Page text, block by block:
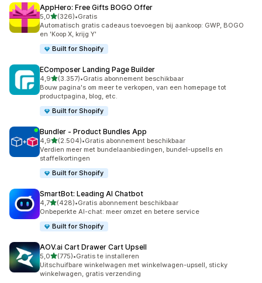
AppHero: Free Gifts BOGO Offer
5,0van 5 sterren
(326)
326 recensies in totaal
•Gratis
Automatisch gratis cadeaus toevoegen bij aankoop: GWP, BOGO
en 'Koop X, krijg Y'
Built for Shopify
EComposer Landing Page Builder
4,9van 5 sterren
(3.357)
3357 recensies in totaal
•Gratis abonnement beschikbaar
Bouw pagina's om meer te verkopen, van een homepage tot
productpagina, blog, etc.
Built for Shopify
Bundler ‑ Product Bundles App
4,9van 5 sterren
(2.504)
2504 recensies in totaal
•Gratis abonnement beschikbaar
Verdien meer met bundelaanbiedingen, bundel-upsells en
staffelkortingen
Built for Shopify
SmartBot: Leading AI Chatbot
4,7van 5 sterren
(428)
428 recensies in totaal
•Gratis abonnement beschikbaar
Onbeperkte AI-chat: meer omzet en betere service
Built for Shopify
AOV.ai Cart Drawer Cart Upsell
5,0van 5 sterren
(775)
775 recensies in totaal
•Gratis te installeren
Uitschuifbare winkelwagen met winkelwagen-upsell, sticky
winkelwagen, gratis verzending